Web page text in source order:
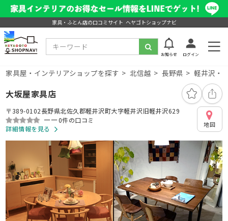
家具・ふとん店の口コミサイト ヘヤゴトショップナビ
お知らせ ログイン
家具屋・インテリアショップを探す 北信越 長野県 軽井沢・
大坂屋家具店
〒389-0102長野県北佐久郡軽井沢町大字軽井沢旧軽井沢629
ーー0件の口コミ
詳細情報を見る
地図